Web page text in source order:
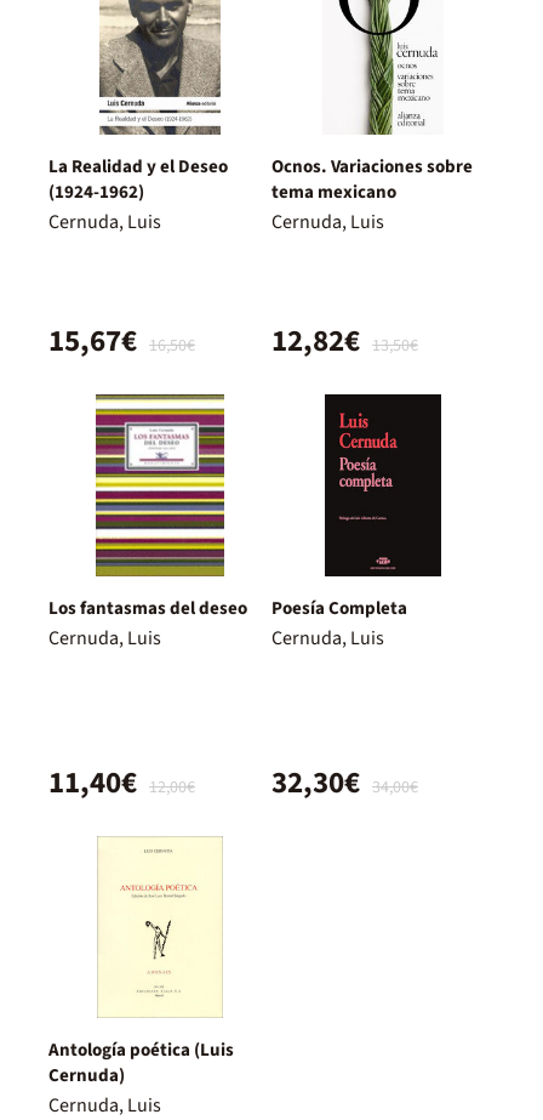
La Realidad y el Deseo
(1924-1962)
Cernuda, Luis
16,50€
15,67€
Ocnos. Variaciones sobre
tema mexicano
Cernuda, Luis
13,50€
12,82€
Los fantasmas del deseo
Cernuda, Luis
12,00€
11,40€
Poesía Completa
Cernuda, Luis
34,00€
32,30€
Antología poética (Luis
Cernuda)
Cernuda, Luis